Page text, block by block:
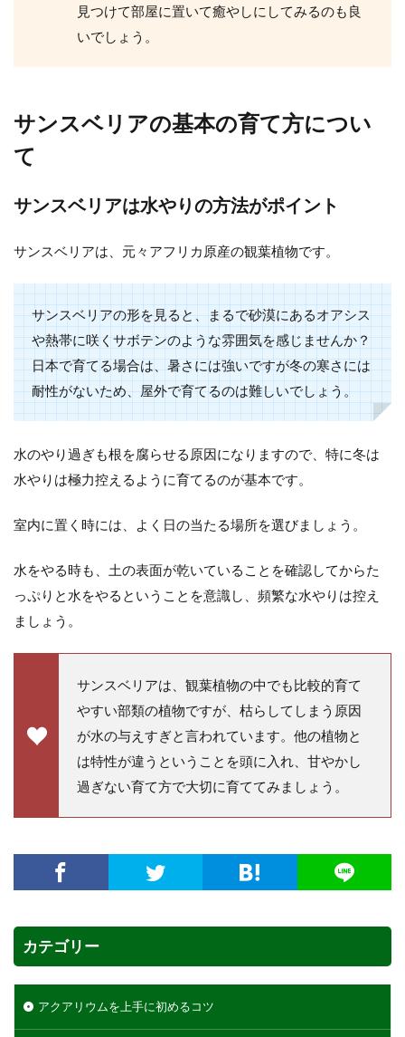
見つけて部屋に置いて癒やしにしてみるのも良
いでしょう。
サンスベリアの基本の育て方につい
て
サンスベリアは水やりの方法がポイント
サンスベリアは、元々アフリカ原産の観葉植物です。
サンスベリアの形を見ると、まるで砂漠にあるオアシス
や熱帯に咲くサボテンのような雰囲気を感じませんか？
日本で育てる場合は、暑さには強いですが冬の寒さには
耐性がないため、屋外で育てるのは難しいでしょう。
水のやり過ぎも根を腐らせる原因になりますので、特に冬は
水やりは極力控えるように育てるのが基本です。
室内に置く時には、よく日の当たる場所を選びましょう。
水をやる時も、土の表面が乾いていることを確認してからた
っぷりと水をやるということを意識し、頻繁な水やりは控え
ましょう。
サンスベリアは、観葉植物の中でも比較的育て
やすい部類の植物ですが、枯らしてしまう原因
が水の与えすぎと言われています。他の植物と
は特性が違うということを頭に入れ、甘やかし
過ぎない育て方で大切に育ててみましょう。
カテゴリー
アクアリウムを上手に初めるコツ